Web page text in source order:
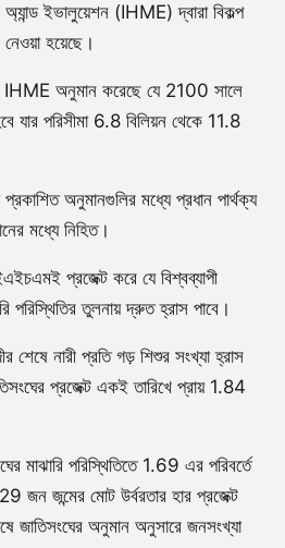
ইভালুয়েশন (IHME) দ্বারা বিকল্প
নেওয়া হয়েছে।
IHME অনুমান করেছে যে 2100 সালে
যার পরিসীমা 6.8 বিলিয়ন থেকে 11.8
অনুমানগুলির মধ্যে প্রধান পার্থক্য
মধ্যে নিহিত।
প্রজেক্ট করে যে বিশ্বব্যাপী
পরিস্থিতির তুলনায় দ্রুত হ্রাস পাবে।
নারী প্রতি গড় শিশুর সংখ্যা হ্রাস
প্রজেক্ট একই তারিখে প্রায় 1.84
মাঝারি পরিস্থিতিতে 1.69 এর পরিবর্তে
জন জন্মের মোট উর্বরতার হার প্রজেক্ট
জাতিসংঘের অনুমান অনুসারে জনসংখ্যা